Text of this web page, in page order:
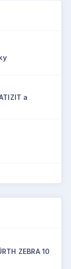
a
ZEBRA 10